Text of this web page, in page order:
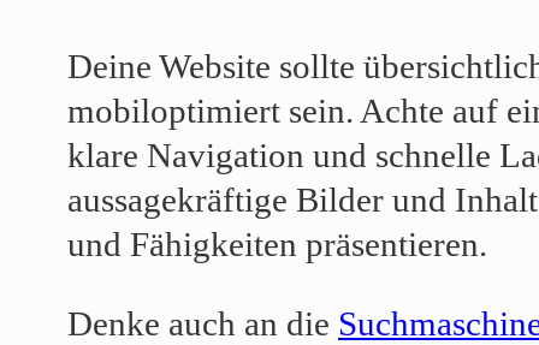
Deine Website sollte
mobiloptimiert sein. Achte auf
klare Navigation und schnelle
aussagekräftige Bilder und
und Fähigkeiten präsentieren.
Denke auch an die